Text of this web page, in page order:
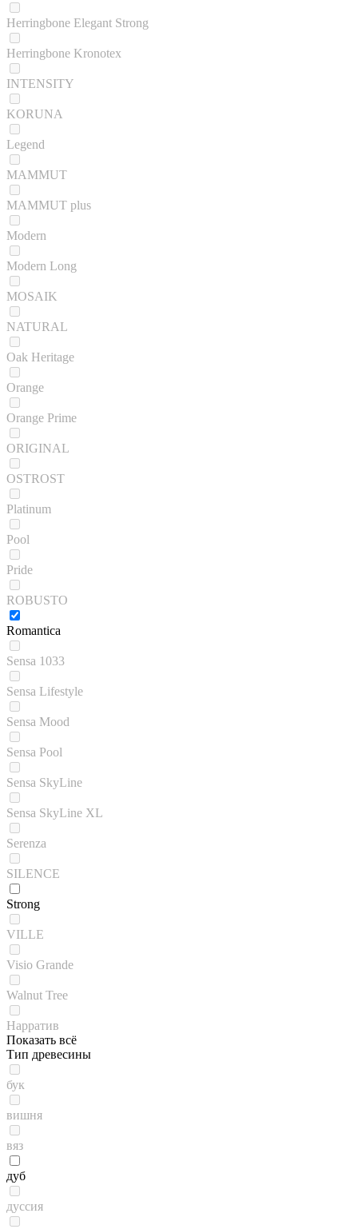
Herringbone Elegant Strong
Herringbone Kronotex
INTENSITY
KORUNA
Legend
MAMMUT
MAMMUT plus
Modern
Modern Long
MOSAIK
NATURAL
Oak Heritage
Orange
Orange Prime
ORIGINAL
OSTROST
Platinum
Pool
Pride
ROBUSTO
Romantica
Sensa 1033
Sensa Lifestyle
Sensa Mood
Sensa Pool
Sensa SkyLine
Sensa SkyLine XL
Serenza
SILENCE
Strong
VILLE
Visio Grande
Walnut Tree
Нарратив
Показать всё
Тип древесины
бук
вишня
вяз
дуб
дуссия